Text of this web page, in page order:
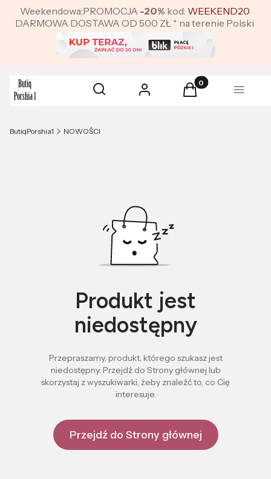
Weekendowa;PROMOCJA -20% kod: WEEKEND20
DARMOWA DOSTAWA OD 500 ZŁ * na terenie Polski
Otwórz wyszukiwarkę
Szukaj Zaloguj się Produkty w
Koszyk Menu
ButiqPorshia1 NOWOŚCI
Produkt jest
niedostępny
Przepraszamy, produkt, którego szukasz jest
niedostępny. Przejdź do Strony głównej lub
skorzystaj z wyszukiwarki, żeby znaleźć to, co Cię
interesuje.
Przejdź do Strony głównej